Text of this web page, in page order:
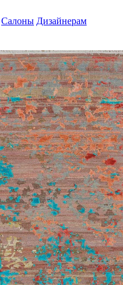
Салоны Дизайнерам